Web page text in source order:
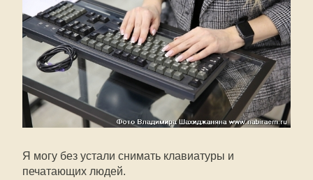
Я могу без устали снимать клавиатуры и
печатающих людей.